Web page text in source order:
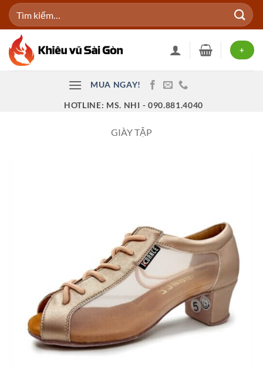
Bỏ
qua
dung
Tìm
kiếm:
+
MUA NGAY!
HOTLINE: MS. NHI - 090.881.4040
GIÀY TẬP